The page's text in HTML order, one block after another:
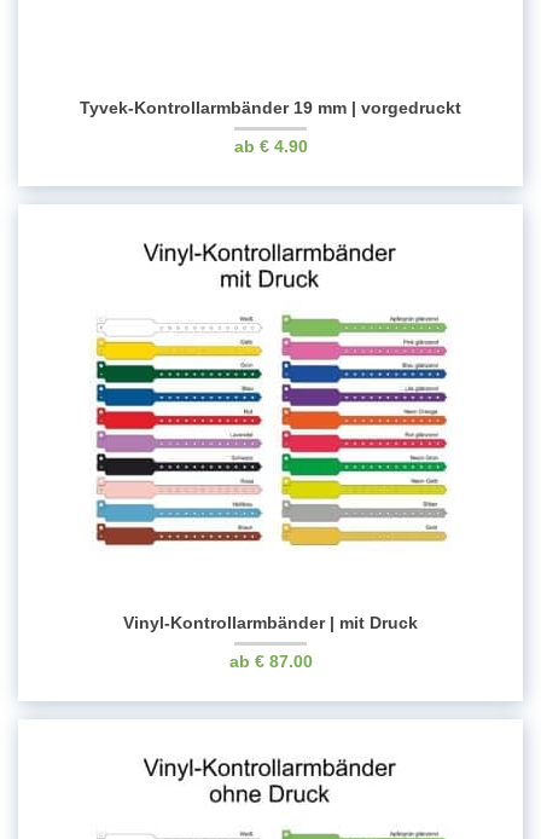
Tyvek-Kontrollarmbänder 19 mm | vorgedruckt
€4.90
Vinyl-Kontrollarmbänder | mit Druck
€87.00